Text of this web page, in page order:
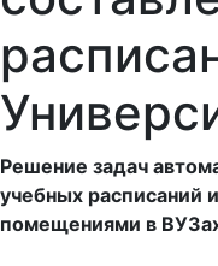
Решение задач
учебных расписаний
помещениями в